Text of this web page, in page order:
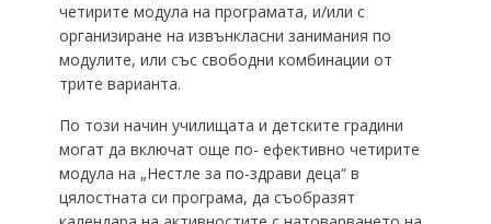
четирите модула на програмата, и/или с
организиране на извънкласни занимания по
модулите, или със свободни комбинации от
трите варианта.
По този начин училищата и детските градини
могат да включат още по- ефективно четирите
модула на „Нестле за по-здрави деца“ в
цялостната си програма, да съобразят